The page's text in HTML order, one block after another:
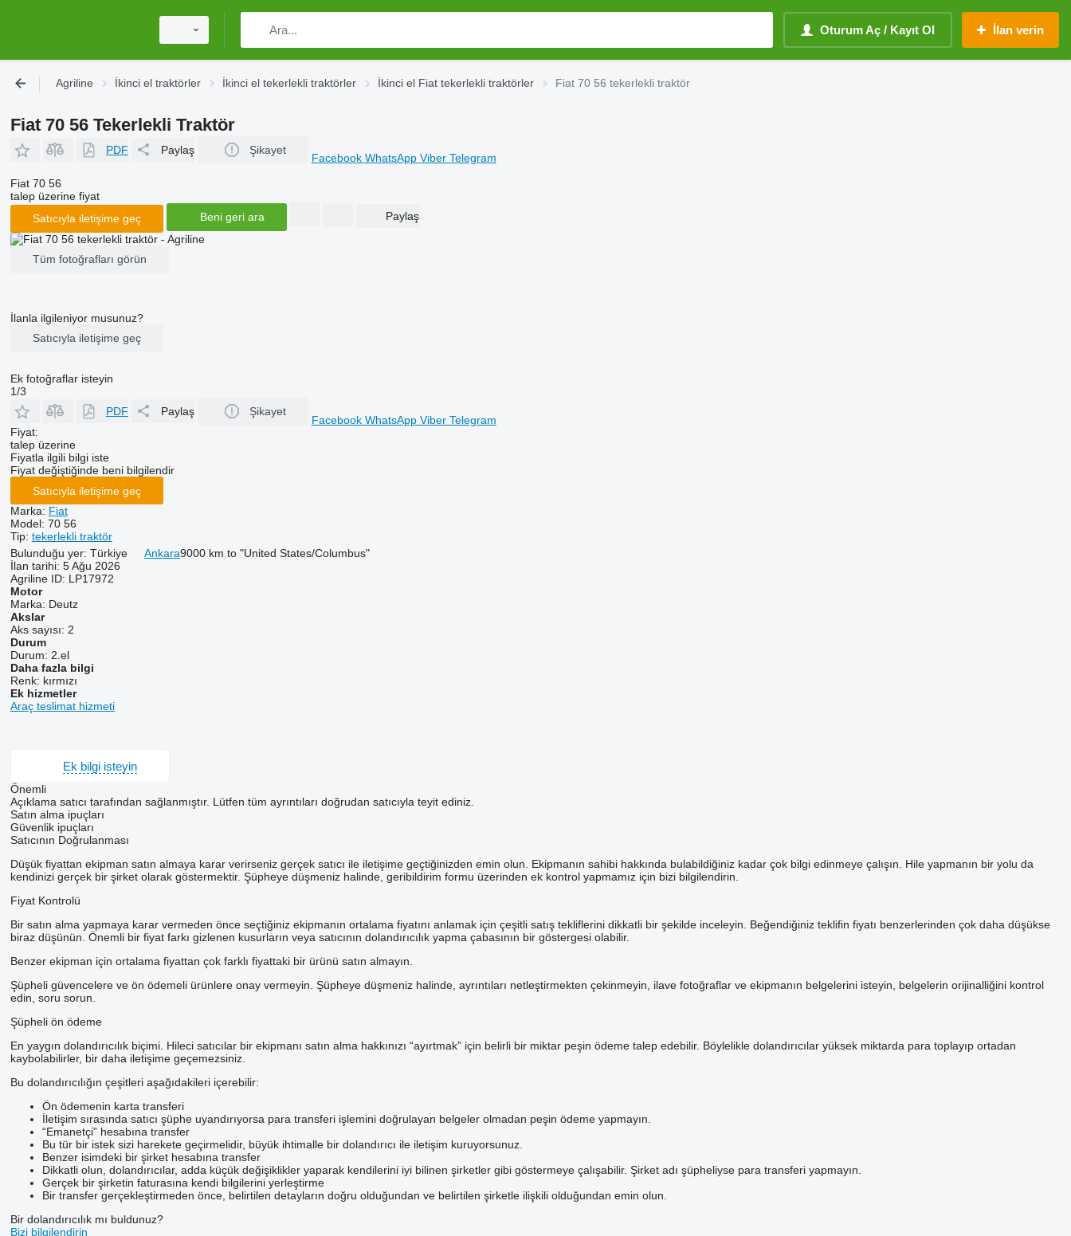
Oturum Aç / Kayıt Ol İlan verin
Agriline İkinci el traktörler İkinci el tekerlekli traktörler İkinci el Fiat tekerlekli traktörler Fiat 70 56 tekerlekli traktör
Fiat 70 56 Tekerlekli Traktör
PDF Paylaş Şikayet
Facebook WhatsApp Viber Telegram
Fiat 70 56
talep üzerine fiyat
Satıcıyla iletişime geç
Beni geri ara Paylaş
Tüm fotoğrafları görün
İlanla ilgileniyor musunuz?
Satıcıyla iletişime geç
Ek fotoğraflar isteyin
1/3
PDF
Paylaş Şikayet
Facebook WhatsApp Viber Telegram
Fiyat:
talep üzerine
Fiyatla ilgili bilgi iste
Fiyat değiştiğinde beni bilgilendir
Satıcıyla iletişime geç
Marka: Fiat
Model: 70 56
Tip: tekerlekli traktör
Bulunduğu yer: Türkiye Ankara9000 km to "United States/Columbus"
İlan tarihi: 5 Ağu 2026
Agriline ID: LP17972
Motor
Marka: Deutz
Akslar
Aks sayısı: 2
Durum
Durum: 2.el
Daha fazla bilgi
Renk: kırmızı
Ek hizmetler
Araç teslimat hizmeti
Ek bilgi isteyin
Önemli
Açıklama satıcı tarafından sağlanmıştır. Lütfen tüm ayrıntıları doğrudan satıcıyla teyit ediniz.
Satın alma ipuçları
Güvenlik ipuçları
Satıcının Doğrulanması
Düşük fiyattan ekipman satın almaya karar verirseniz gerçek satıcı ile iletişime geçtiğinizden emin olun. Ekipmanın sahibi hakkında bulabildiğiniz kadar çok bilgi edinmeye çalışın. Hile yapmanın bir yolu da
kendinizi gerçek bir şirket olarak göstermektir. Şüpheye düşmeniz halinde, geribildirim formu üzerinden ek kontrol yapmamız için bizi bilgilendirin.
Fiyat Kontrolü
Bir satın alma yapmaya karar vermeden önce seçtiğiniz ekipmanın ortalama fiyatını anlamak için çeşitli satış tekliflerini dikkatli bir şekilde inceleyin. Beğendiğiniz teklifin fiyatı benzerlerinden çok daha düşükse
biraz düşünün. Önemli bir fiyat farkı gizlenen kusurların veya satıcının dolandırıcılık yapma çabasının bir göstergesi olabilir.
Benzer ekipman için ortalama fiyattan çok farklı fiyattaki bir ürünü satın almayın.
Şüpheli güvencelere ve ön ödemeli ürünlere onay vermeyin. Şüpheye düşmeniz halinde, ayrıntıları netleştirmekten çekinmeyin, ilave fotoğraflar ve ekipmanın belgelerini isteyin, belgelerin orijinalliğini kontrol
edin, soru sorun.
Şüpheli ön ödeme
En yaygın dolandırıcılık biçimi. Hileci satıcılar bir ekipmanı satın alma hakkınızı “ayırtmak” için belirli bir miktar peşin ödeme talep edebilir. Böylelikle dolandırıcılar yüksek miktarda para toplayıp ortadan
kaybolabilirler, bir daha iletişime geçemezsiniz.
Bu dolandırıcılığın çeşitleri aşağıdakileri içerebilir:
Ön ödemenin karta transferi
İletişim sırasında satıcı şüphe uyandırıyorsa para transferi işlemini doğrulayan belgeler olmadan peşin ödeme yapmayın.
“Emanetçi” hesabına transfer
Bu tür bir istek sizi harekete geçirmelidir, büyük ihtimalle bir dolandırıcı ile iletişim kuruyorsunuz.
Benzer isimdeki bir şirket hesabına transfer
Dikkatli olun, dolandırıcılar, adda küçük değişiklikler yaparak kendilerini iyi bilinen şirketler gibi göstermeye çalışabilir. Şirket adı şüpheliyse para transferi yapmayın.
Gerçek bir şirketin faturasına kendi bilgilerini yerleştirme
Bir transfer gerçekleştirmeden önce, belirtilen detayların doğru olduğundan ve belirtilen şirketle ilişkili olduğundan emin olun.
Bir dolandırıcılık mı buldunuz?
Bizi bilgilendirin